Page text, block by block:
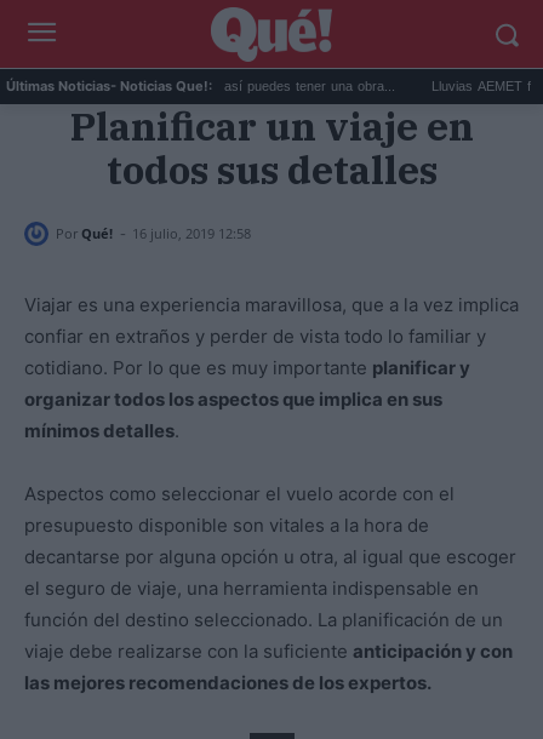
Últimas Noticias- Noticias Que!:
Comprar arte en subasta: así puedes tener una obra... Lluvias AEMET fin
Planificar un viaje en
todos sus detalles
Por Qué! - 16 julio, 2019 12:58
Viajar es una experiencia maravillosa, que a la vez implica
confiar en extraños y perder de vista todo lo familiar y
cotidiano. Por lo que es muy importante planificar y
organizar todos los aspectos que implica en sus
mínimos detalles.
Aspectos como seleccionar el vuelo acorde con el
presupuesto disponible son vitales a la hora de
decantarse por alguna opción u otra, al igual que escoger
el seguro de viaje, una herramienta indispensable en
función del destino seleccionado. La planificación de un
viaje debe realizarse con la suficiente anticipación y con
las mejores recomendaciones de los expertos.